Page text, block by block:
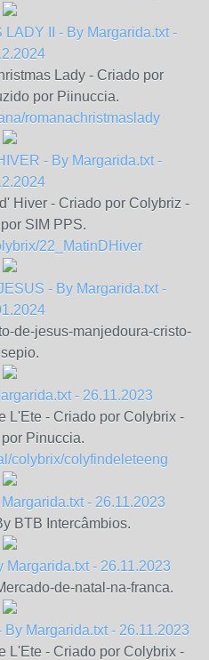
II - By Margarida.txt -
Lady - Criado por
por Piinuccia.
romanachristmaslady
- By Margarida.txt -
Hiver - Criado por Colybriz -
SIM PPS.
22_MatinDHiver
- By Margarida.txt -
de-jesus-manjedoura-cristo-
- 26.11.2023
L'Ete - Criado por Colybrix -
Pinuccia.
colybrix/colyfindeleteeng
- 26.11.2023
BTB Intercâmbios.
Margarida.txt - 26.11.2023
de-natal-na-franca.
Margarida.txt - 26.11.2023
L'Ete - Criado por Colybrix -